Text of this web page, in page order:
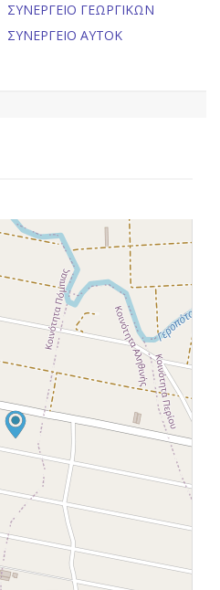
ΣΥΝΕΡΓΕΙΟ ΓΕΩΡΓΙΚΩΝ
ΣΥΝΕΡΓΕΙΟ ΑΥΤΟΚ